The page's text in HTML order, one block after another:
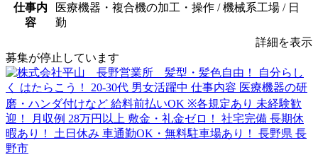
仕事内
容
医療機器・複合機の加工・操作 / 機械系工場 / 日
勤
詳細を表示
募集が停止しています